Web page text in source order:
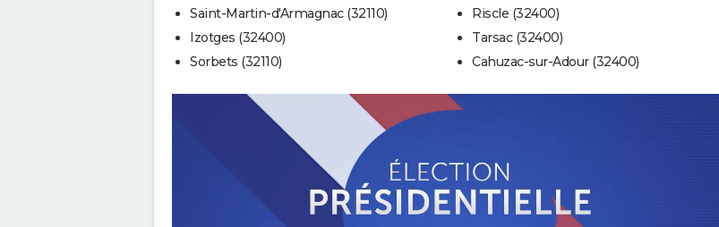
Saint-Martin-d'Armagnac (32110)
Izotges (32400)
Sorbets (32110)
Riscle (32400)
Tarsac (32400)
Cahuzac-sur-Adour (32400)